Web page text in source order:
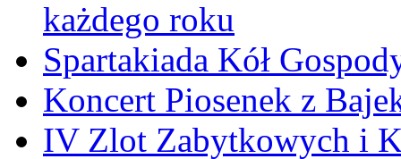
każdego roku
Spartakiada Kół
Koncert Piosenek z
IV Zlot Zabytkowych i